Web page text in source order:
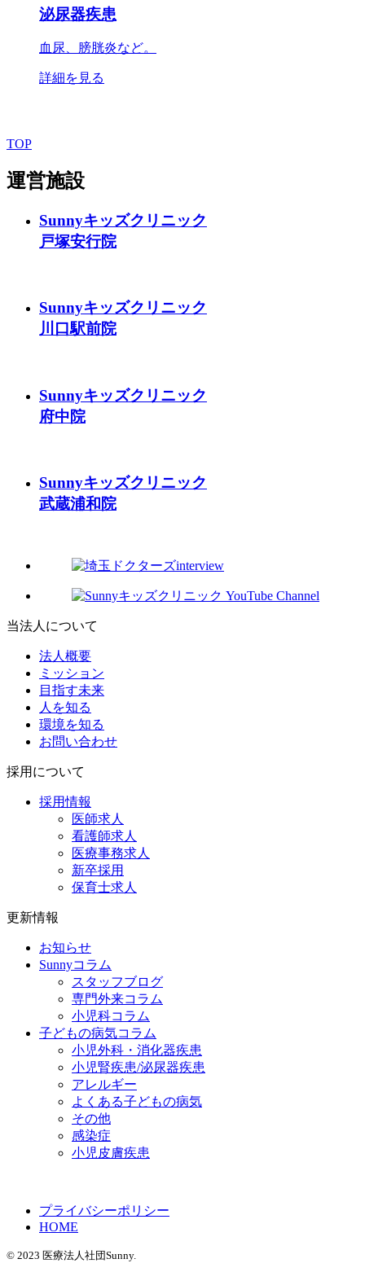
泌尿器疾患
血尿、膀胱炎など。
詳細を見る
TOP
運営施設
Sunnyキッズクリニック
戸塚安行院
Sunnyキッズクリニック
川口駅前院
Sunnyキッズクリニック
府中院
Sunnyキッズクリニック
武蔵浦和院
当法人について
法人概要
ミッション
目指す未来
人を知る
環境を知る
お問い合わせ
採用について
採用情報
医師求人
看護師求人
医療事務求人
新卒採用
保育士求人
更新情報
お知らせ
Sunnyコラム
スタッフブログ
専門外来コラム
小児科コラム
子どもの病気コラム
小児外科・消化器疾患
小児腎疾患/泌尿器疾患
アレルギー
よくある子どもの病気
その他
感染症
小児皮膚疾患
プライバシーポリシー
HOME
© 2023 医療法人社団Sunny.